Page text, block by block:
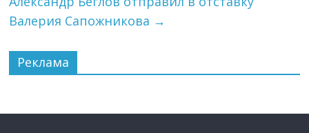
Валерия Сапожникова →
Реклама